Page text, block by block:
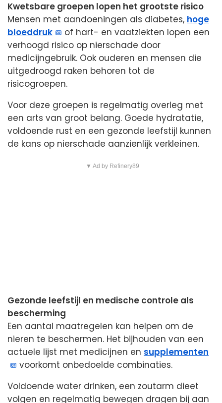
Kwetsbare groepen lopen het grootste risico
Mensen met aandoeningen als diabetes, hoge
bloeddruk
of hart- en vaatziekten lopen een
verhoogd risico op nierschade door
medicijngebruik. Ook ouderen en mensen die
uitgedroogd raken behoren tot de
risicogroepen.
Voor deze groepen is regelmatig overleg met
een arts van groot belang. Goede hydratatie,
voldoende rust en een gezonde leefstijl kunnen
de kans op nierschade aanzienlijk verkleinen.
▼ Ad by Refinery89
Gezonde leefstijl en medische controle als
bescherming
Een aantal maatregelen kan helpen om de
nieren te beschermen. Het bijhouden van een
actuele lijst met medicijnen en supplementen
voorkomt onbedoelde combinaties.
Voldoende water drinken, een zoutarm dieet
volgen en regelmatig bewegen dragen bij aan